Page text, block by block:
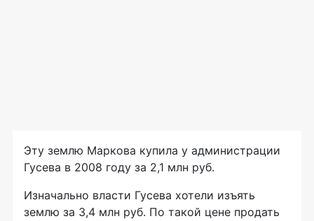
Эту землю Маркова купила у администрации
Гусева в 2008 году за 2,1 млн руб.
Изначально власти Гусева хотели изъять
землю за 3,4 млн руб. По такой цене продать